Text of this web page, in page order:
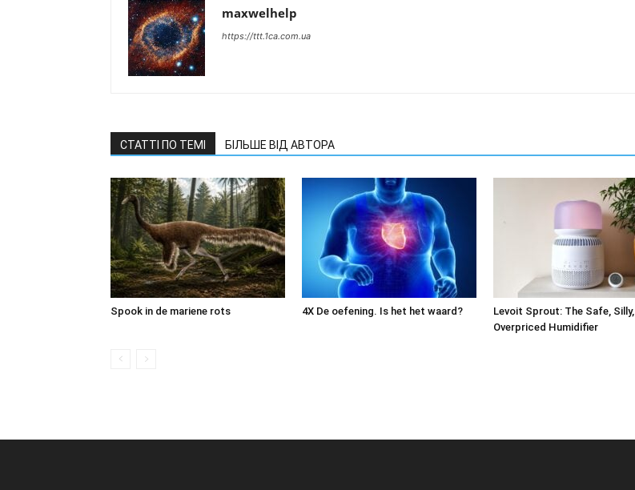
maxwelhelp
https://ttt.1ca.com.ua
СТАТТІ ПО ТЕМІ БІЛЬШЕ ВІД АВТОРА
Spook in de mariene rots 4X De oefening. Is het het waard?
Levoit Sprout: The Safe, Silly,
Overpriced Humidifier